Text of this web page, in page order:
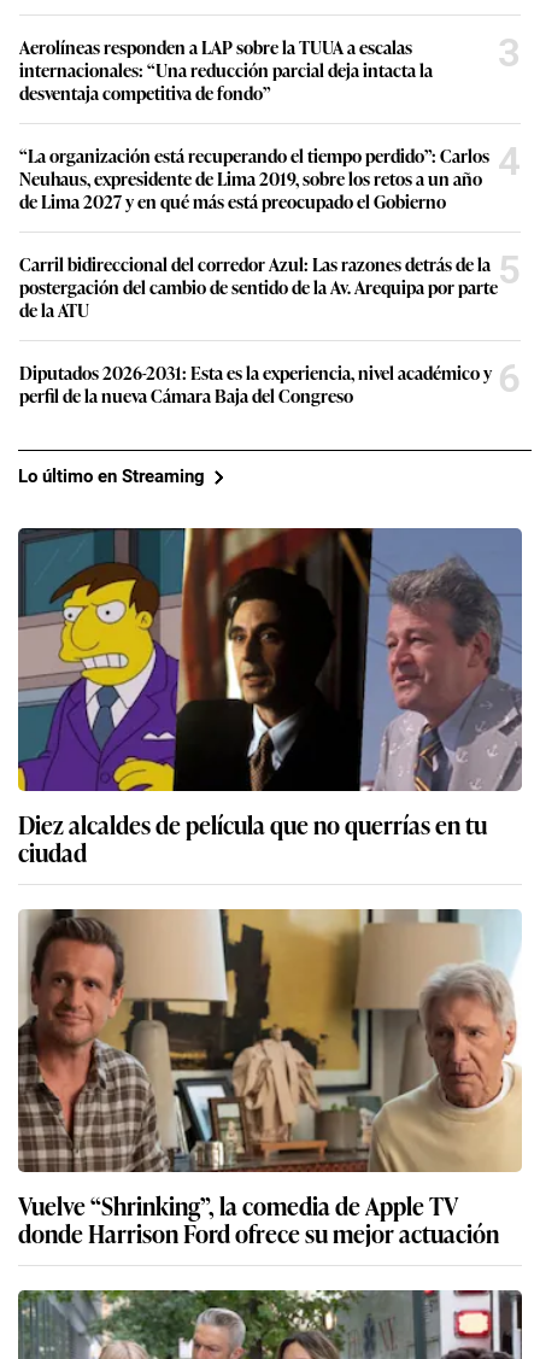
Aerolíneas responden a LAP sobre la TUUA a escalas
internacionales: “Una reducción parcial deja intacta la
desventaja competitiva de fondo”
3
“La organización está recuperando el tiempo perdido”: Carlos
Neuhaus, expresidente de Lima 2019, sobre los retos a un año
de Lima 2027 y en qué más está preocupado el Gobierno
4
Carril bidireccional del corredor Azul: Las razones detrás de la
postergación del cambio de sentido de la Av. Arequipa por parte
de la ATU
5
Diputados 2026-2031: Esta es la experiencia, nivel académico y
perfil de la nueva Cámara Baja del Congreso
6
Lo último en Streaming
Diez alcaldes de película que no querrías en tu
ciudad
Vuelve “Shrinking”, la comedia de Apple TV
donde Harrison Ford ofrece su mejor actuación